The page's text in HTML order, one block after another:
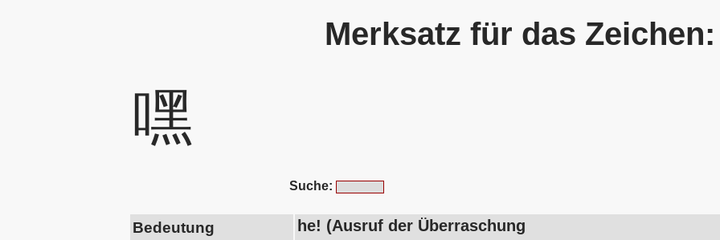
Merksatz für das
嘿
Suche:
Bedeutung he! (Ausruf der Überraschung